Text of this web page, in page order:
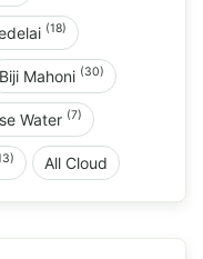
(18)
Biji Mahoni (30)
Water (7)
All Cloud